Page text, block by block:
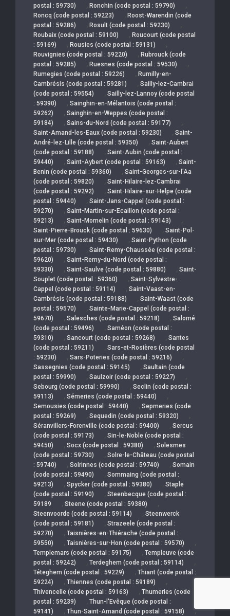
postal : 59730)
, Ronchin (code postal : 59790) ,
Roncq (code postal : 59223) , Roost-Warendin (code
postal : 59286)
, Rosult (code postal : 59230) ,
Roubaix (code postal : 59100) , Roucourt (code postal
: 59169)
, Rousies (code postal : 59131) ,
Rouvignies (code postal : 59220) , Rubrouck (code
postal : 59285)
, Ruesnes (code postal : 59530) ,
Rumegies (code postal : 59226) , Rumilly-en-
Cambrésis (code postal : 59281)
, Sailly-lez-Cambrai
(code postal : 59554)
, Sailly-lez-Lannoy (code postal
: 59390)
, Sainghin-en-Mélantois (code postal :
59262)
, Sainghin-en-Weppes (code postal :
59184)
, Sains-du-Nord (code postal : 59177) ,
Saint-Amand-les-Eaux (code postal : 59230) , Saint-
André-lez-Lille (code postal : 59350)
, Saint-Aubert
(code postal : 59188)
, Saint-Aubin (code postal :
59440)
, Saint-Aybert (code postal : 59163) , Saint-
Benin (code postal : 59360)
, Saint-Georges-sur-l'Aa
(code postal : 59820)
, Saint-Hilaire-lez-Cambrai
(code postal : 59292)
, Saint-Hilaire-sur-Helpe (code
postal : 59440)
, Saint-Jans-Cappel (code postal :
59270)
, Saint-Martin-sur-Ecaillon (code postal :
59213)
, Saint-Momelin (code postal : 59143) ,
Saint-Pierre-Brouck (code postal : 59630) , Saint-Pol-
sur-Mer (code postal : 59430)
, Saint-Python (code
postal : 59730)
, Saint-Remy-Chaussée (code postal :
59620)
, Saint-Remy-du-Nord (code postal :
59330)
, Saint-Saulve (code postal : 59880) , Saint-
Souplet (code postal : 59360)
, Saint-Sylvestre-
Cappel (code postal : 59114)
, Saint-Vaast-en-
Cambrésis (code postal : 59188)
, Saint-Waast (code
postal : 59570)
, Sainte-Marie-Cappel (code postal :
59670)
, Salesches (code postal : 59218) , Salomé
(code postal : 59496)
, Saméon (code postal :
59310)
, Sancourt (code postal : 59268) , Santes
(code postal : 59211)
, Sars-et-Rosières (code postal
: 59230)
, Sars-Poteries (code postal : 59216) ,
Sassegnies (code postal : 59145) , Saultain (code
postal : 59990)
, Saulzoir (code postal : 59227) ,
Sebourg (code postal : 59990) , Seclin (code postal :
59113)
, Sémeries (code postal : 59440) ,
Semousies (code postal : 59440) , Sepmeries (code
postal : 59269)
, Sequedin (code postal : 59320) ,
Séranvillers-Forenville (code postal : 59400) , Sercus
(code postal : 59173)
, Sin-le-Noble (code postal :
59450)
, Socx (code postal : 59380) , Solesmes
(code postal : 59730)
, Solre-le-Château (code postal
: 59740)
, Solrinnes (code postal : 59740) , Somain
(code postal : 59490)
, Sommaing (code postal :
59213)
, Spycker (code postal : 59380) , Staple
(code postal : 59190)
, Steenbecque (code postal :
59189
, Steene (code postal : 59380) ,
Steenvoorde (code postal : 59114) , Steenwerck
(code postal : 59181)
, Strazeele (code postal :
59270)
, Taisnières-en-Thiérache (code postal :
59550)
, Taisnières-sur-Hon (code postal : 59570) ,
Templemars (code postal : 59175) , Templeuve (code
postal : 59242)
, Terdeghem (code postal : 59114) ,
Téteghem (code postal : 59229) , Thiant (code postal :
59224)
, Thiennes (code postal : 59189) ,
Thivencelle (code postal : 59163) , Thumeries (code
postal : 59239)
, Thun-l'Evêque (code postal :
59141)
, Thun-Saint-Amand (code postal : 59158) ,